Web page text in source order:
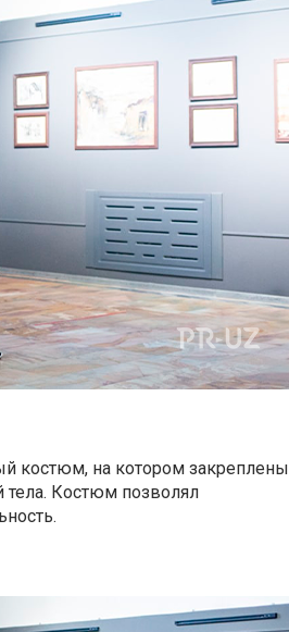
костюм, на котором закреплены
тела. Костюм позволял